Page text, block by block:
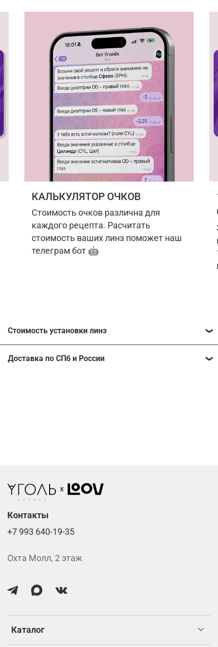
КАЛЬКУЛЯТОР ОЧКОВ
Стоимость очков различна для
каждого рецепта. Расчитать
стоимость ваших линз поможет наш
телеграм бот 🤖
Стоимость установки линз
Расчитать стоимость ваших линз поможет
Доставка по СПб и России
Каталог
Контакты
+7 993 640-19-35
Охта Молл, 2 этаж